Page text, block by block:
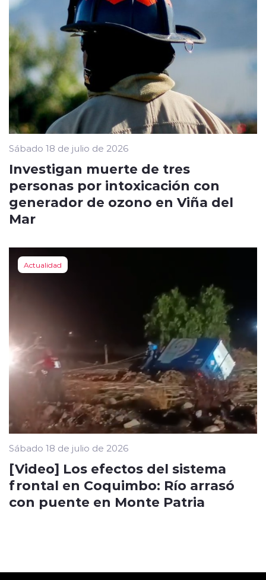
Sábado 18 de julio de 2026
Investigan muerte de tres
personas por intoxicación con
generador de ozono en Viña del
Mar
Actualidad
Sábado 18 de julio de 2026
[Video] Los efectos del sistema
frontal en Coquimbo: Río arrasó
con puente en Monte Patria